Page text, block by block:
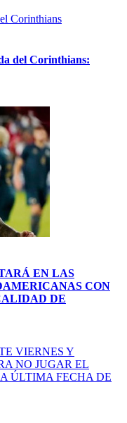
del Corinthians:
EN LAS
CON
DE